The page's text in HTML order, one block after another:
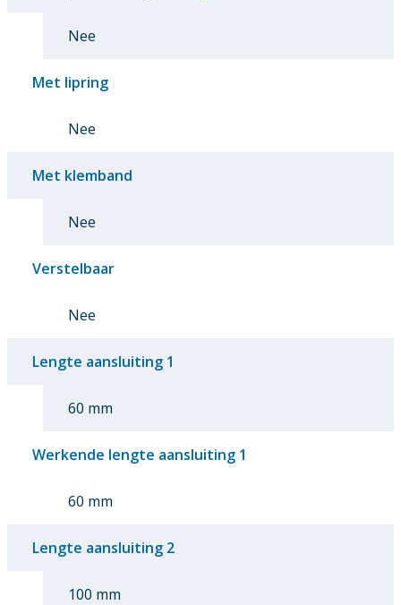
Nee
Met lipring
Nee
Met klemband
Nee
Verstelbaar
Nee
Lengte aansluiting 1
60 mm
Werkende lengte aansluiting 1
60 mm
Lengte aansluiting 2
100 mm